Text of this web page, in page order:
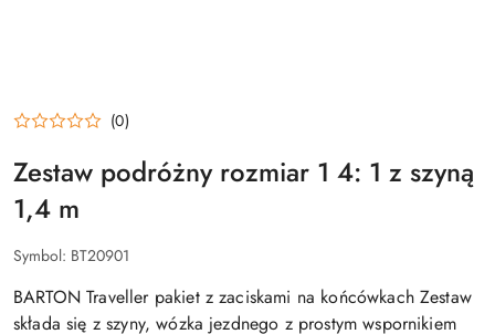
(0)
Zestaw podróżny rozmiar 1 4: 1 z szyną
1,4 m
Symbol: BT20901
BARTON Traveller pakiet z zaciskami na końcówkach Zestaw
składa się z szyny, wózka jezdnego z prostym wspornikiem